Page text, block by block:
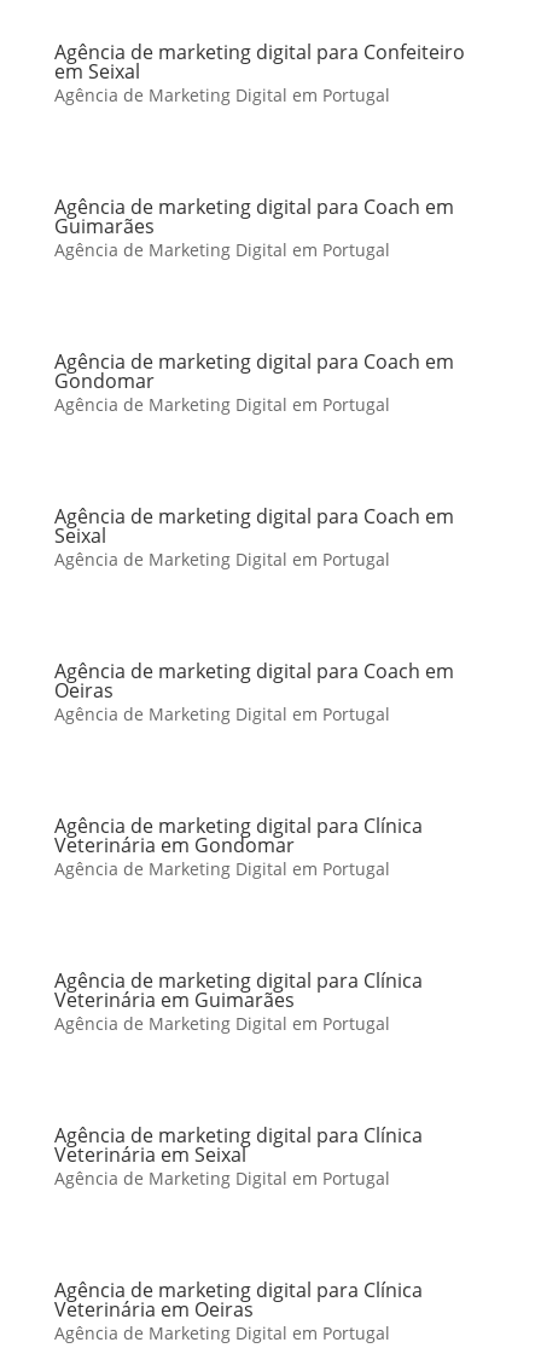
Agência de marketing digital para Confeiteiro
em Seixal
Agência de Marketing Digital em Portugal
Agência de marketing digital para Coach em
Guimarães
Agência de Marketing Digital em Portugal
Agência de marketing digital para Coach em
Gondomar
Agência de Marketing Digital em Portugal
Agência de marketing digital para Coach em
Seixal
Agência de Marketing Digital em Portugal
Agência de marketing digital para Coach em
Oeiras
Agência de Marketing Digital em Portugal
Agência de marketing digital para Clínica
Veterinária em Gondomar
Agência de Marketing Digital em Portugal
Agência de marketing digital para Clínica
Veterinária em Guimarães
Agência de Marketing Digital em Portugal
Agência de marketing digital para Clínica
Veterinária em Seixal
Agência de Marketing Digital em Portugal
Agência de marketing digital para Clínica
Veterinária em Oeiras
Agência de Marketing Digital em Portugal